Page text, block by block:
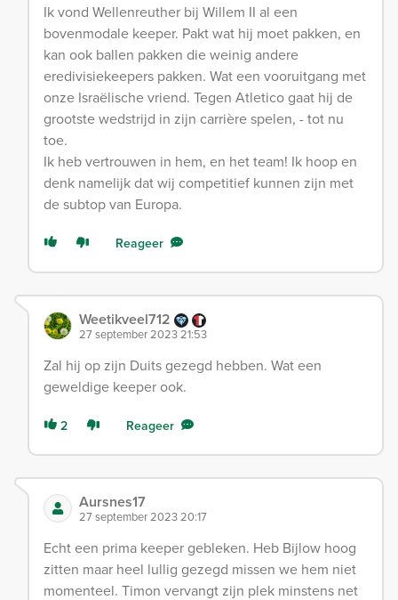
Ik vond Wellenreuther bij Willem II al een
bovenmodale keeper. Pakt wat hij moet pakken, en
kan ook ballen pakken die weinig andere
eredivisiekeepers pakken. Wat een vooruitgang met
onze Israëlische vriend. Tegen Atletico gaat hij de
grootste wedstrijd in zijn carrière spelen, - tot nu
toe.
Ik heb vertrouwen in hem, en het team! Ik hoop en
denk namelijk dat wij competitief kunnen zijn met
de subtop van Europa.
Reageer
Weetikveel712
27 september 2023 21:53
Zal hij op zijn Duits gezegd hebben. Wat een
geweldige keeper ook.
2 Reageer
Aursnes17
27 september 2023 20:17
Echt een prima keeper gebleken. Heb Bijlow hoog
zitten maar heel lullig gezegd missen we hem niet
momenteel. Timon vervangt zijn plek minstens net